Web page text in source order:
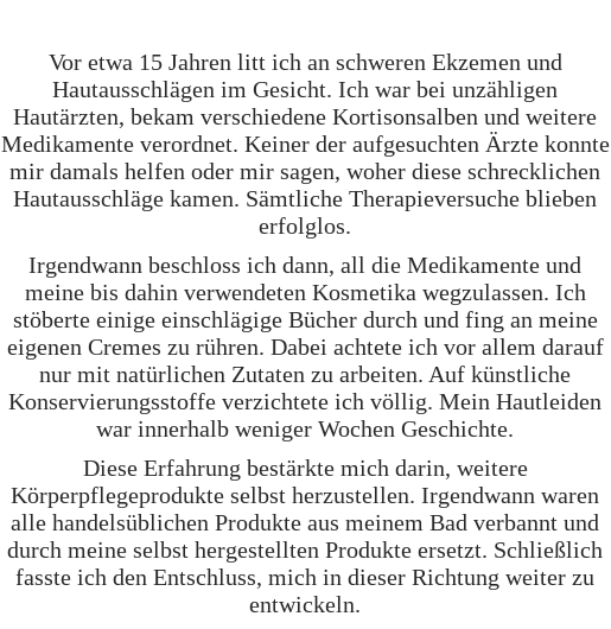
Vor etwa 15 Jahren litt ich an schweren Ekzemen und
Hautausschlägen im Gesicht. Ich war bei unzähligen
Hautärzten, bekam verschiedene Kortisonsalben und weitere
Medikamente verordnet. Keiner der aufgesuchten Ärzte konnte
mir damals helfen oder mir sagen, woher diese schrecklichen
Hautausschläge kamen. Sämtliche Therapieversuche blieben
erfolglos.
Irgendwann beschloss ich dann, all die Medikamente und
meine bis dahin verwendeten Kosmetika wegzulassen. Ich
stöberte einige einschlägige Bücher durch und fing an meine
eigenen Cremes zu rühren. Dabei achtete ich vor allem darauf
nur mit natürlichen Zutaten zu arbeiten. Auf künstliche
Konservierungsstoffe verzichtete ich völlig. Mein Hautleiden
war innerhalb weniger Wochen Geschichte.
Diese Erfahrung bestärkte mich darin, weitere
Körperpflegeprodukte selbst herzustellen. Irgendwann waren
alle handelsüblichen Produkte aus meinem Bad verbannt und
durch meine selbst hergestellten Produkte ersetzt. Schließlich
fasste ich den Entschluss, mich in dieser Richtung weiter zu
entwickeln.